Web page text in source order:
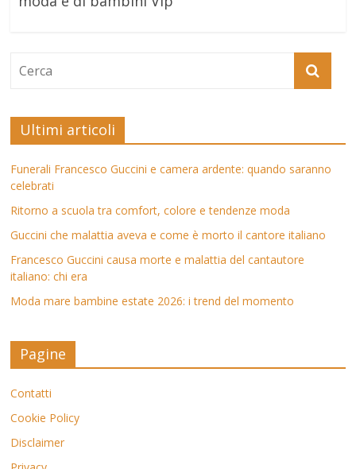
Ultimi articoli
Funerali Francesco Guccini e camera ardente: quando saranno
celebrati
Ritorno a scuola tra comfort, colore e tendenze moda
Guccini che malattia aveva e come è morto il cantore italiano
Francesco Guccini causa morte e malattia del cantautore
italiano: chi era
Moda mare bambine estate 2026: i trend del momento
Pagine
Contatti
Cookie Policy
Disclaimer